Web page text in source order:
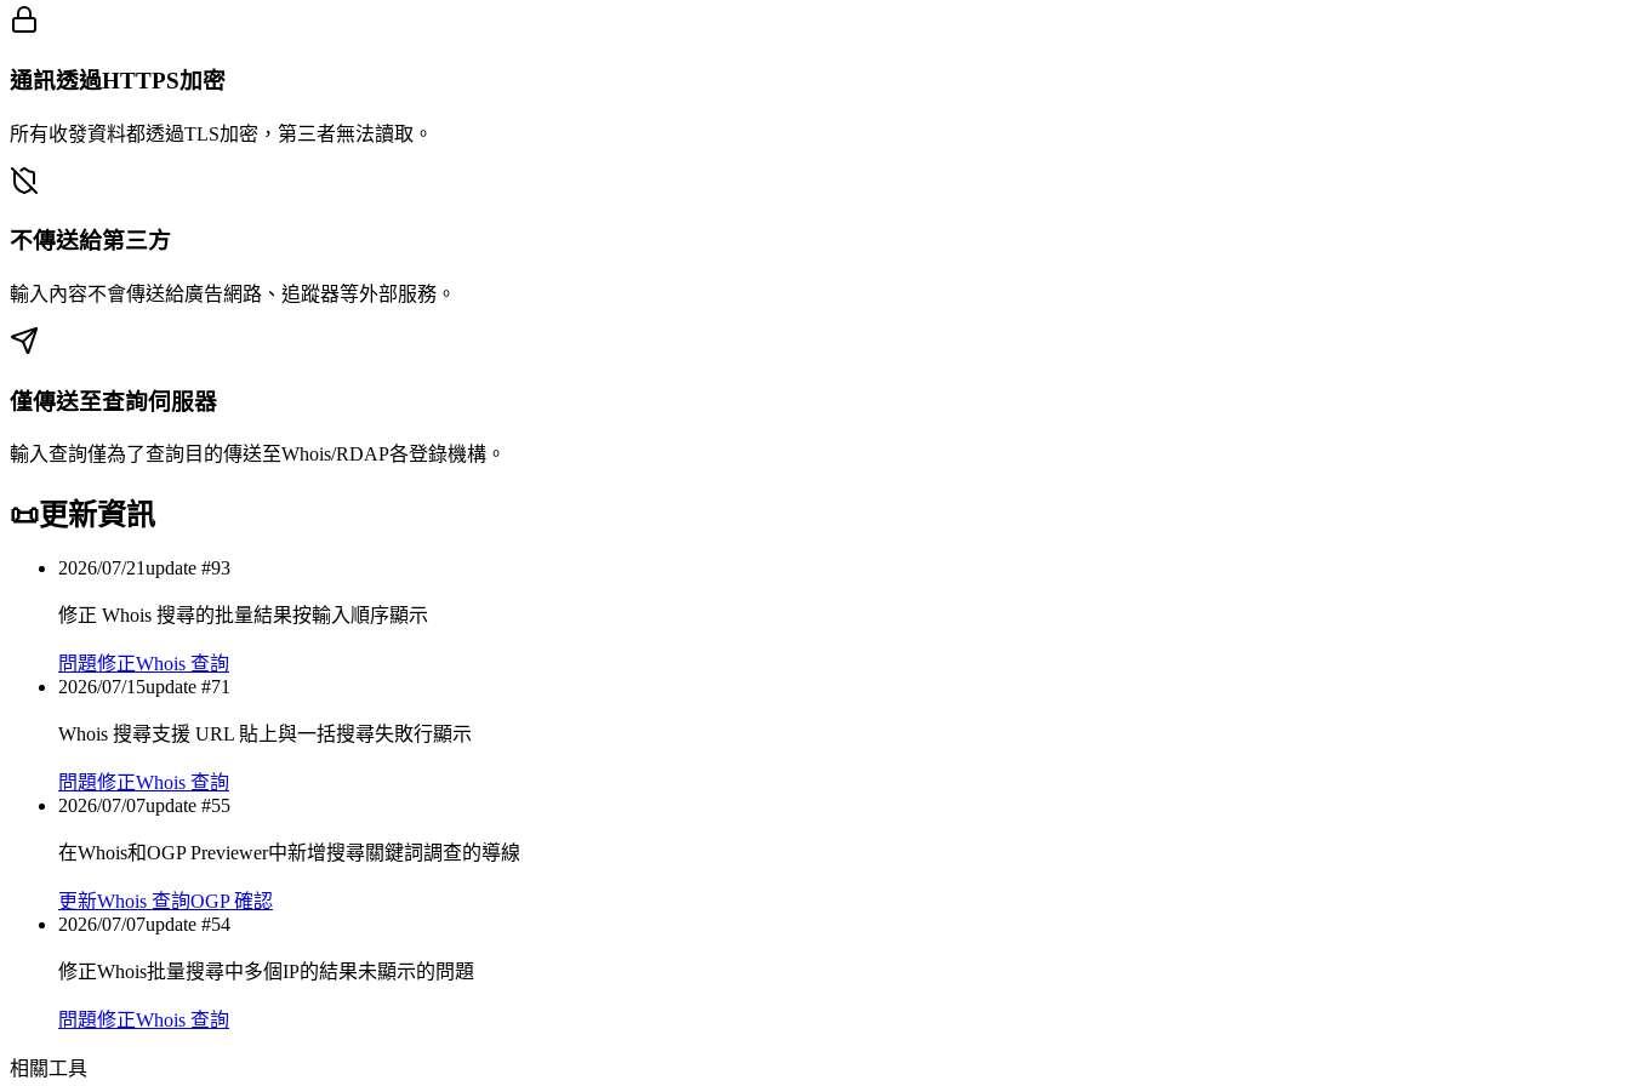
通訊透過HTTPS加密
所有收發資料都透過TLS加密，第三者無法讀取。
不傳送給第三方
輸入內容不會傳送給廣告網路、追蹤器等外部服務。
僅傳送至查詢伺服器
輸入查詢僅為了查詢目的傳送至Whois/RDAP各登錄機構。
📜更新資訊
2026/07/21update #93
修正 Whois 搜尋的批量結果按輸入順序顯示
問題修正Whois 查詢
2026/07/15update #71
Whois 搜尋支援 URL 貼上與一括搜尋失敗行顯示
問題修正Whois 查詢
2026/07/07update #55
在Whois和OGP Previewer中新增搜尋關鍵詞調查的導線
更新Whois 查詢OGP 確認
2026/07/07update #54
修正Whois批量搜尋中多個IP的結果未顯示的問題
問題修正Whois 查詢
相關工具